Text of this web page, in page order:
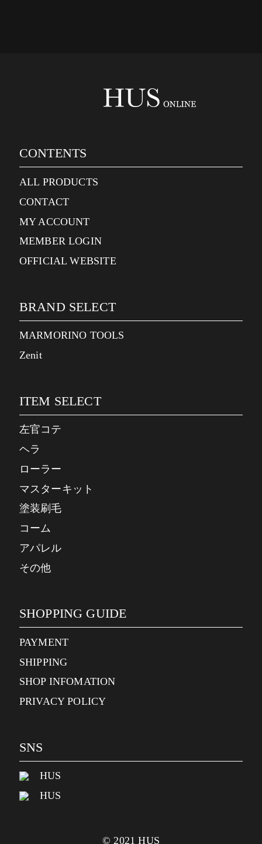
CONTENTS
ALL PRODUCTS
CONTACT
MY ACCOUNT
MEMBER LOGIN
OFFICIAL WEBSITE
BRAND SELECT
MARMORINO TOOLS
Zenit
ITEM SELECT
左官コテ
ヘラ
ローラー
マスターキット
塗装刷毛
コーム
アパレル
その他
SHOPPING GUIDE
PAYMENT
SHIPPING
SHOP INFOMATION
PRIVACY POLICY
SNS
HUS
HUS
© 2021 HUS